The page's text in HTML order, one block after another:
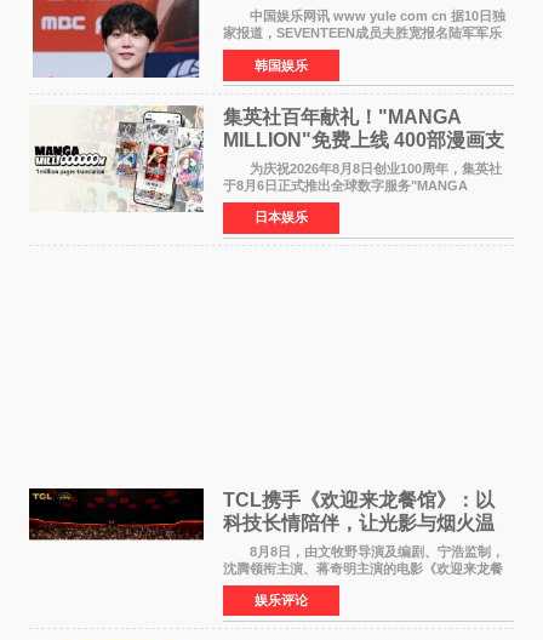
中国娱乐网讯 www yule com cn 据10日独
家报道，SEVENTEEN成员夫胜宽报名陆军军乐
队并合格，预计将于今年入伍，成为组合中又一
位履行国防义务的成员。 目前SEVENTEEN
正全面进入军白期—
韩国娱乐
集英社百年献礼！"MANGA
MILLION"免费上线 400部漫画支
援逾百种语言
为庆祝2026年8月8日创业100周年，集英社
于8月6日正式推出全球数字服务"MANGA
MILLION"，无需注册即可免费阅读近400部漫画
作品，总量达100万页，翻译成100多种语言面向
全球读者开放。该服务预
日本娱乐
TCL携手《欢迎来龙餐馆》：以
科技长情陪伴，让光影与烟火温
暖生活
8月8日，由文牧野导演及编剧、宁浩监制，
沈腾领衔主演、蒋奇明主演的电影《欢迎来龙餐
馆》在上海超前点映，主创团队携影片亮相与观
众提前见面。TCL作为本片独家合作伙伴，在路
演现场设置品牌互
娱乐评论